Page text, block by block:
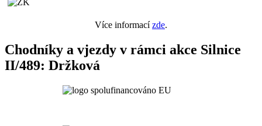
Více informacízde.
Chodníky a vjezdy v rámci akce Silnice
II/489: Držková